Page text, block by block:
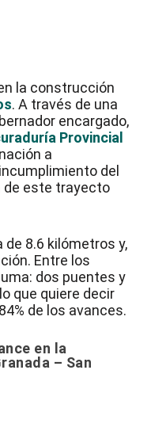
la construcción
. A través de una
encargado,
Provincial
a
del
de este trayecto
8.6 kilómetros y,
Entre los
dos puentes y
que quiere decir
de los avances.
en la
– San